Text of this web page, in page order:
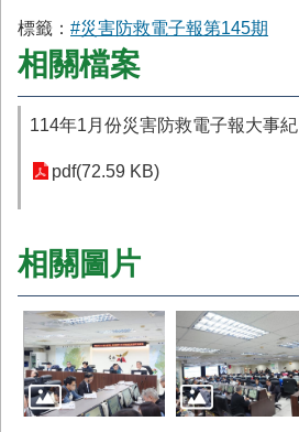
簡
介
災
防
新
專
區
便
民
服
務
標籤： #災害防救電子報第145期
相關檔案
114年1月份災害防救電子報大事紀
pdf(72.59 KB)
相關圖片